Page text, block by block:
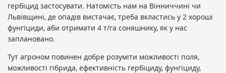
гербіцид застосувати. Натомість нам на Вінниччині чи
Львівщині, де опадів вистачає, треба вкластись у 2 хороші
фунгіциди, аби отримати 4 т/га соняшнику, як у нас
заплановано.
Тут агроном повинен добре розуміти можливості поля,
можливості гібрида, ефективність гербіциду, фунгіциду,